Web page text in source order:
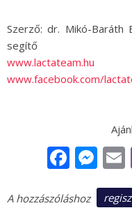
Szerző: dr. Mikó-Baráth
segítő
www.lactateam.hu
www.facebook.com/
A hozzászóláshoz